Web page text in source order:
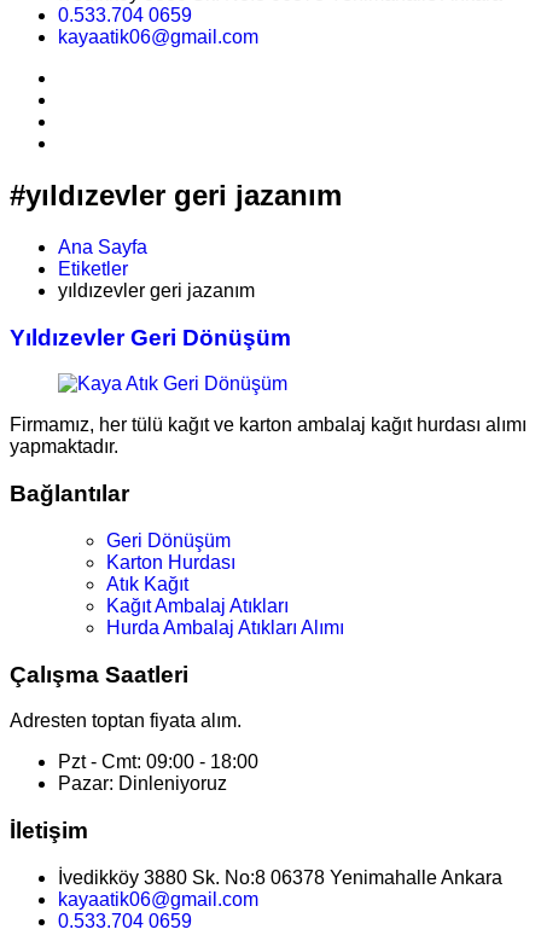
0.533.704 0659
kayaatik06@gmail.com
#yıldızevler geri jazanım
Ana Sayfa
Etiketler
yıldızevler geri jazanım
Yıldızevler Geri Dönüşüm
Firmamız, her tülü kağıt ve karton ambalaj kağıt hurdası alımı
yapmaktadır.
Bağlantılar
Geri Dönüşüm
Karton Hurdası
Atık Kağıt
Kağıt Ambalaj Atıkları
Hurda Ambalaj Atıkları Alımı
Çalışma Saatleri
Adresten toptan fiyata alım.
Pzt - Cmt: 09:00 - 18:00
Pazar: Dinleniyoruz
İletişim
İvedikköy 3880 Sk. No:8 06378 Yenimahalle Ankara
kayaatik06@gmail.com
0.533.704 0659